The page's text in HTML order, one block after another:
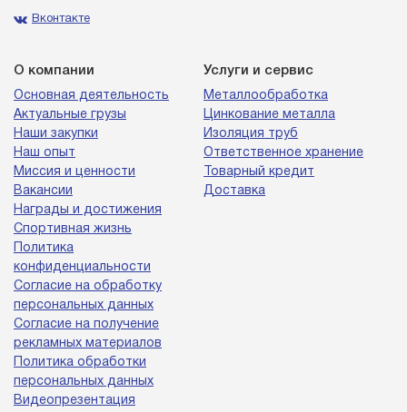
Вконтакте
О компании
Основная деятельность
Актуальные грузы
Наши закупки
Наш опыт
Миссия и ценности
Вакансии
Награды и достижения
Спортивная жизнь
Политика
конфиденциальности
Согласие на обработку
персональных данных
Согласие на получение
рекламных материалов
Политика обработки
персональных данных
Видеопрезентация
Услуги и сервис
Металлообработка
Цинкование металла
Изоляция труб
Ответственное хранение
Товарный кредит
Доставка